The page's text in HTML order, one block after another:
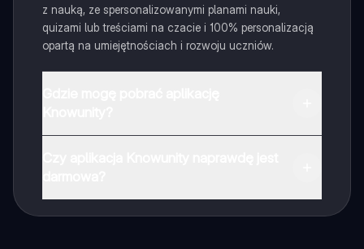
z nauką, ze spersonalizowanymi planami nauki,
quizami lub treściami na czacie i 100% personalizacją
opartą na umiejętnościach i rozwoju uczniów.